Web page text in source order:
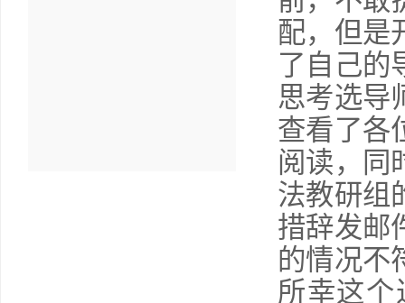
配，但是
了自己的
思考选导
查看了各
阅读，同
法教研组
措辞发邮
的情况不
所幸这个